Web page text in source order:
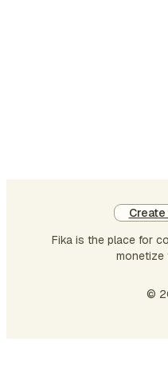
Fika is the place for
monetize
©